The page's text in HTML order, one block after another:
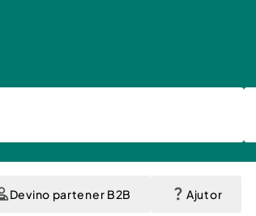
Devino partener B2B Ajutor